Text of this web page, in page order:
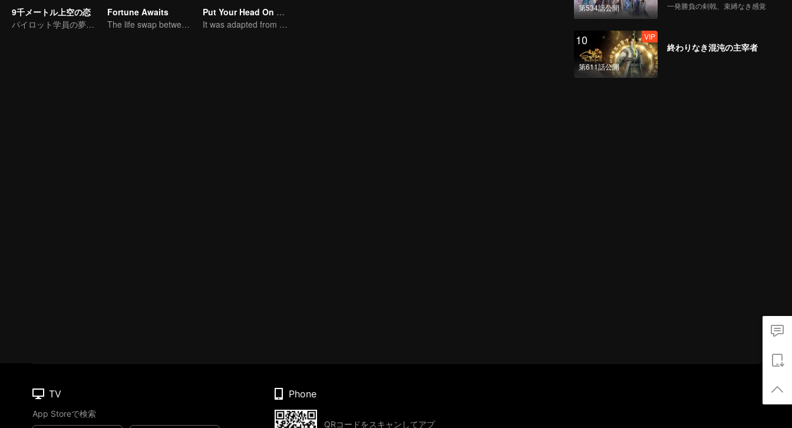
9千メートル上空の恋
パイロット学員の夢に向う青春の旅
Fortune Awaits
The life swap between a pig farm owner and a billionaire heir
Put Your Head On My Shoulder (Eng Dub)
It was adapted from the same series of novels as "A Love so Beautiful"
第534話公開 一発勝負の剣戟、束縛なき感覚
10
第611話公開
VIP
終わりなき混沌の主宰者
TV
App Storeで検索
Phone
QRコードをスキャンしてアプ